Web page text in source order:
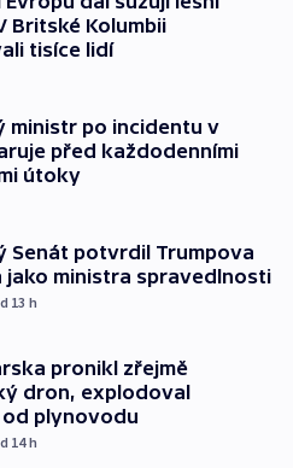
Britské Kolumbii
tisíce lidí
ministr po incidentu v
před každodenními
útoky
Senát potvrdil Trumpova
jako ministra spravedlnosti
13 h
pronikl zřejmě
dron, explodoval
plynovodu
14h